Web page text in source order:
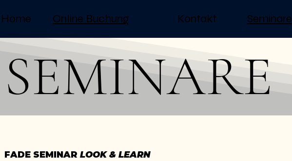
Home Online Buchung Kontakt Seminare
SEMINARE
FADE SEMINARLOOK & LEARN